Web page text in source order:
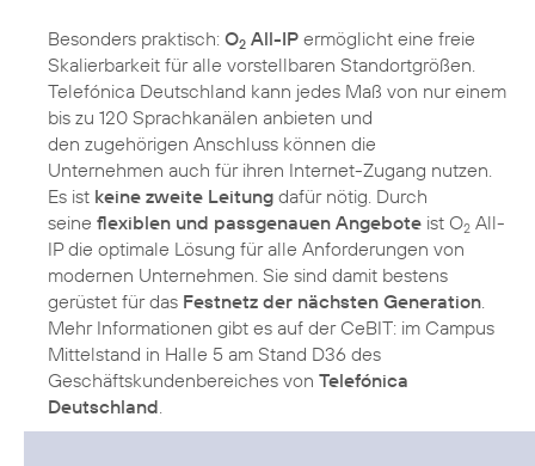
Besonders praktisch: O2 All-IP ermöglicht eine freie
Skalierbarkeit für alle vorstellbaren Standortgrößen.
Telefónica Deutschland kann jedes Maß von nur einem
bis zu 120 Sprachkanälen anbieten und
den zugehörigen Anschluss können die
Unternehmen auch für ihren Internet-Zugang nutzen.
Es ist keine zweite Leitung dafür nötig. Durch
seine flexiblen und passgenauen Angebote ist O2 All-
IP die optimale Lösung für alle Anforderungen von
modernen Unternehmen. Sie sind damit bestens
gerüstet für das Festnetz der nächsten Generation.
Mehr Informationen gibt es auf der CeBIT: im Campus
Mittelstand in Halle 5 am Stand D36 des
Geschäftskundenbereiches von Telefónica
Deutschland.